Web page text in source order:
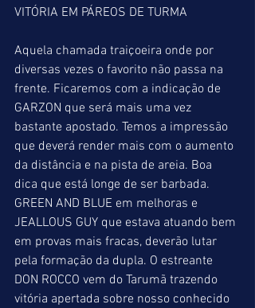
VITÓRIA EM PÁREOS DE TURMA
Aquela chamada traiçoeira onde por
diversas vezes o favorito não passa na
frente. Ficaremos com a indicação de
GARZON que será mais uma vez
bastante apostado. Temos a impressão
que deverá render mais com o aumento
da distância e na pista de areia. Boa
dica que está longe de ser barbada.
GREEN AND BLUE em melhoras e
JEALLOUS GUY que estava atuando bem
em provas mais fracas, deverão lutar
pela formação da dupla. O estreante
DON ROCCO vem do Tarumã trazendo
vitória apertada sobre nosso conhecido